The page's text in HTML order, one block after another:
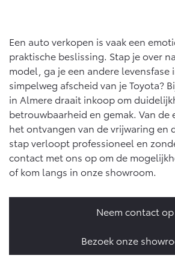
Vanaf € 31.895,- Vanaf
Corolla Hatchback
HYBRIDE
Vanaf € 33.495,-
Corolla
HYBRIDE
Vanaf
Onderhoud op Maat
APK
Airco check
Vakantiecheck
Hybride Zekerheid Controle
Toyota handleidingen
Toyota Service Informatie (SIL)
Schade & Glasherstel
10 jaar Toyota garantie
Private Lease
Wat is Private Lease?
Bereken je maandbedrag
Private Lease voor ZZP
Financieren
Toyota Betaalplan
Zakelijk
Toyota voor de zaak
Leaserijder
ZZP
Wagenparkbeheer
Leasen
Werkplaatsafspraak maken
Contact en Route
Schade melden
Plan een proefrit
Vraag een brochure aan
Bekijk de verwachte modellen
Een auto verkopen is vaak een
praktische beslissing. Stap je over
model, ga je een andere levensfase
simpelweg afscheid van je Toyota?
in Almere draait inkoop om
betrouwbaarheid en gemak. Van
het ontvangen van de vrijwaring en
stap verloopt professioneel en
contact met ons op om de
of kom langs in onze showroom.
Neem contact op
Bezoek onze